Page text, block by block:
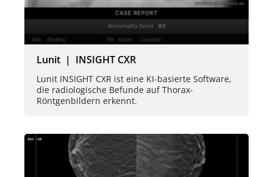
Lunit | INSIGHT CXR
Lunit INSIGHT CXR ist eine KI-basierte Software,
die radiologische Befunde auf Thorax-
Röntgenbildern erkennt.